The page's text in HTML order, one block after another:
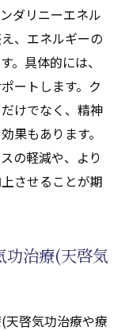
ダリニーエネル
、エネルギーの
。具体的には、
ートします。ク
けでなく、精神
果もあります。
の軽減や、より
させることが期
功治療(天啓気
天啓気功治療や療